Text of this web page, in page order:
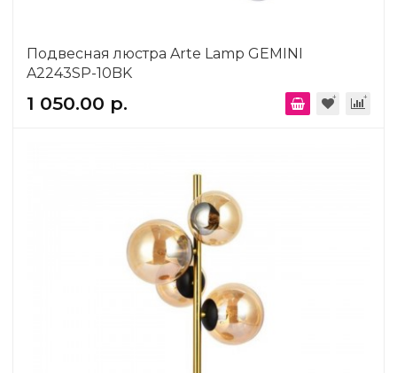
Подвесная люстра Arte Lamp GEMINI
A2243SP-10BK
1 050.00 р.